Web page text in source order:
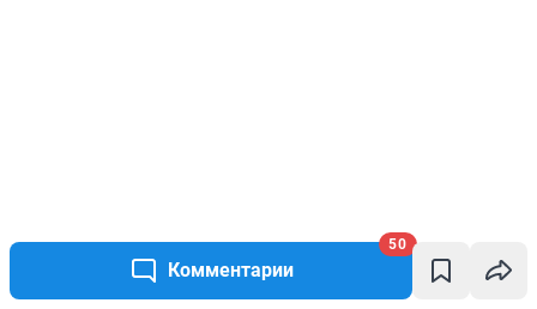
Комментарии
50